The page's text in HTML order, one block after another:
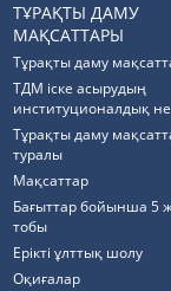
ТҰРАҚТЫ ДАМУ
МАҚСАТТАРЫ
Тұрақты даму
ТДМ іске асырудың
институционалдық
Тұрақты даму
туралы
Мақсаттар
Бағыттар бойынша 5
тобы
Ерікті ұлттық шолу
Оқиғалар